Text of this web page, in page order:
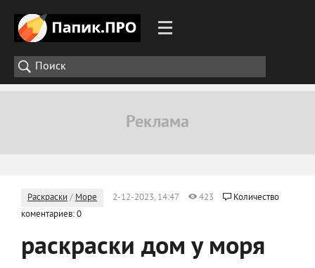
Раскраски / Море 2-12-2023, 14:47 423
Количество
коментариев: 0
раскраски дом у моря